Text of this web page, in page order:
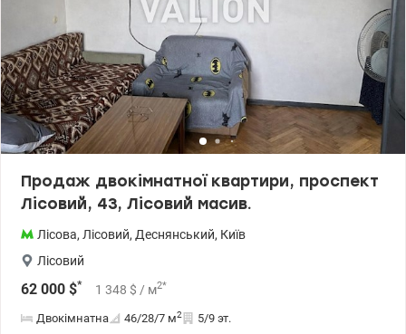
розкоші, яка чекає саме на вас. Тел.(044) 200-10-80
valion.ua/1090304
Продаж двокімнатної квартири, проспект
Лісовий, 43, Лісовий масив.
Лісова, Лісовий, Деснянський, Київ
Лісовий
62 000 $* 1 348 $ / м2*
Двокімнатна 46/28/7 м2 5/9 эт.